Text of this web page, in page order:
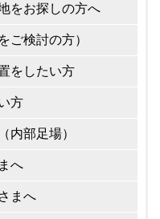
をお探しの方へ
ご検討の方）
をしたい方
方
内部足場）
へ
まへ